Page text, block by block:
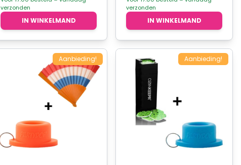
€18,90.€12,95.
verzonden
IN WINKELMAND
verzonden
IN WINKELMAND
Aanbieding! Aanbieding!